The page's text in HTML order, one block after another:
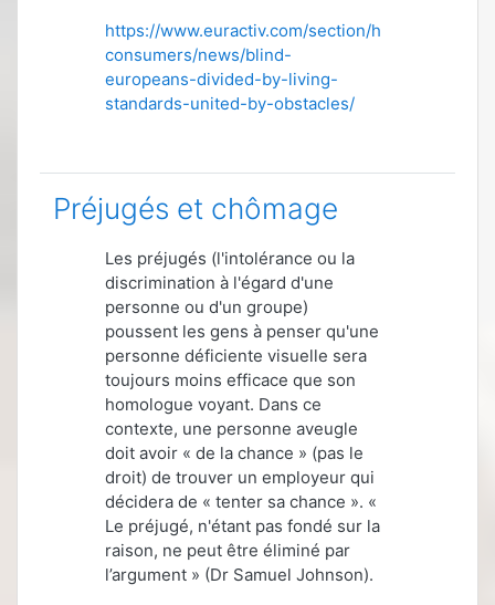
https://www.euractiv.com/section/health-
consumers/news/blind-
europeans-divided-by-living-
standards-united-by-obstacles/
Préjugés et chômage
Les préjugés (l'intolérance ou la
discrimination à l'égard d'une
personne ou d'un groupe)
poussent les gens à penser qu'une
personne déficiente visuelle sera
toujours moins efficace que son
homologue voyant. Dans ce
contexte, une personne aveugle
doit avoir « de la chance » (pas le
droit) de trouver un employeur qui
décidera de « tenter sa chance ». «
Le préjugé, n'étant pas fondé sur la
raison, ne peut être éliminé par
l’argument » (Dr Samuel Johnson).